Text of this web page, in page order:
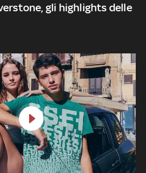
gli highlights delle